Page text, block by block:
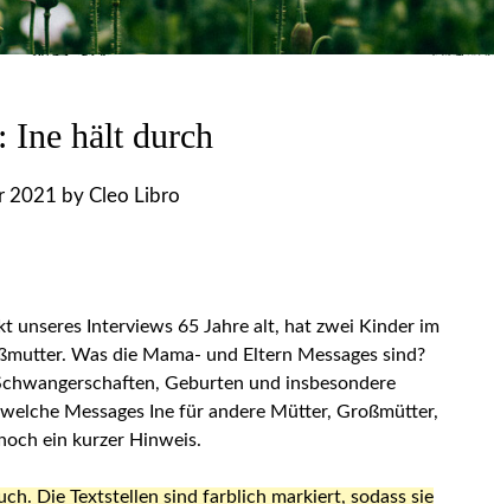
Ine hält durch
2021 by Cleo Libro
unseres Interviews 65 Jahre alt, hat zwei Kinder im
Was die Mama- und Eltern Messages sind?
Geburten und insbesondere
Messages Ine für andere Mütter, Großmütter,
ein kurzer Hinweis.
Die Textstellen sind farblich markiert, sodass sie